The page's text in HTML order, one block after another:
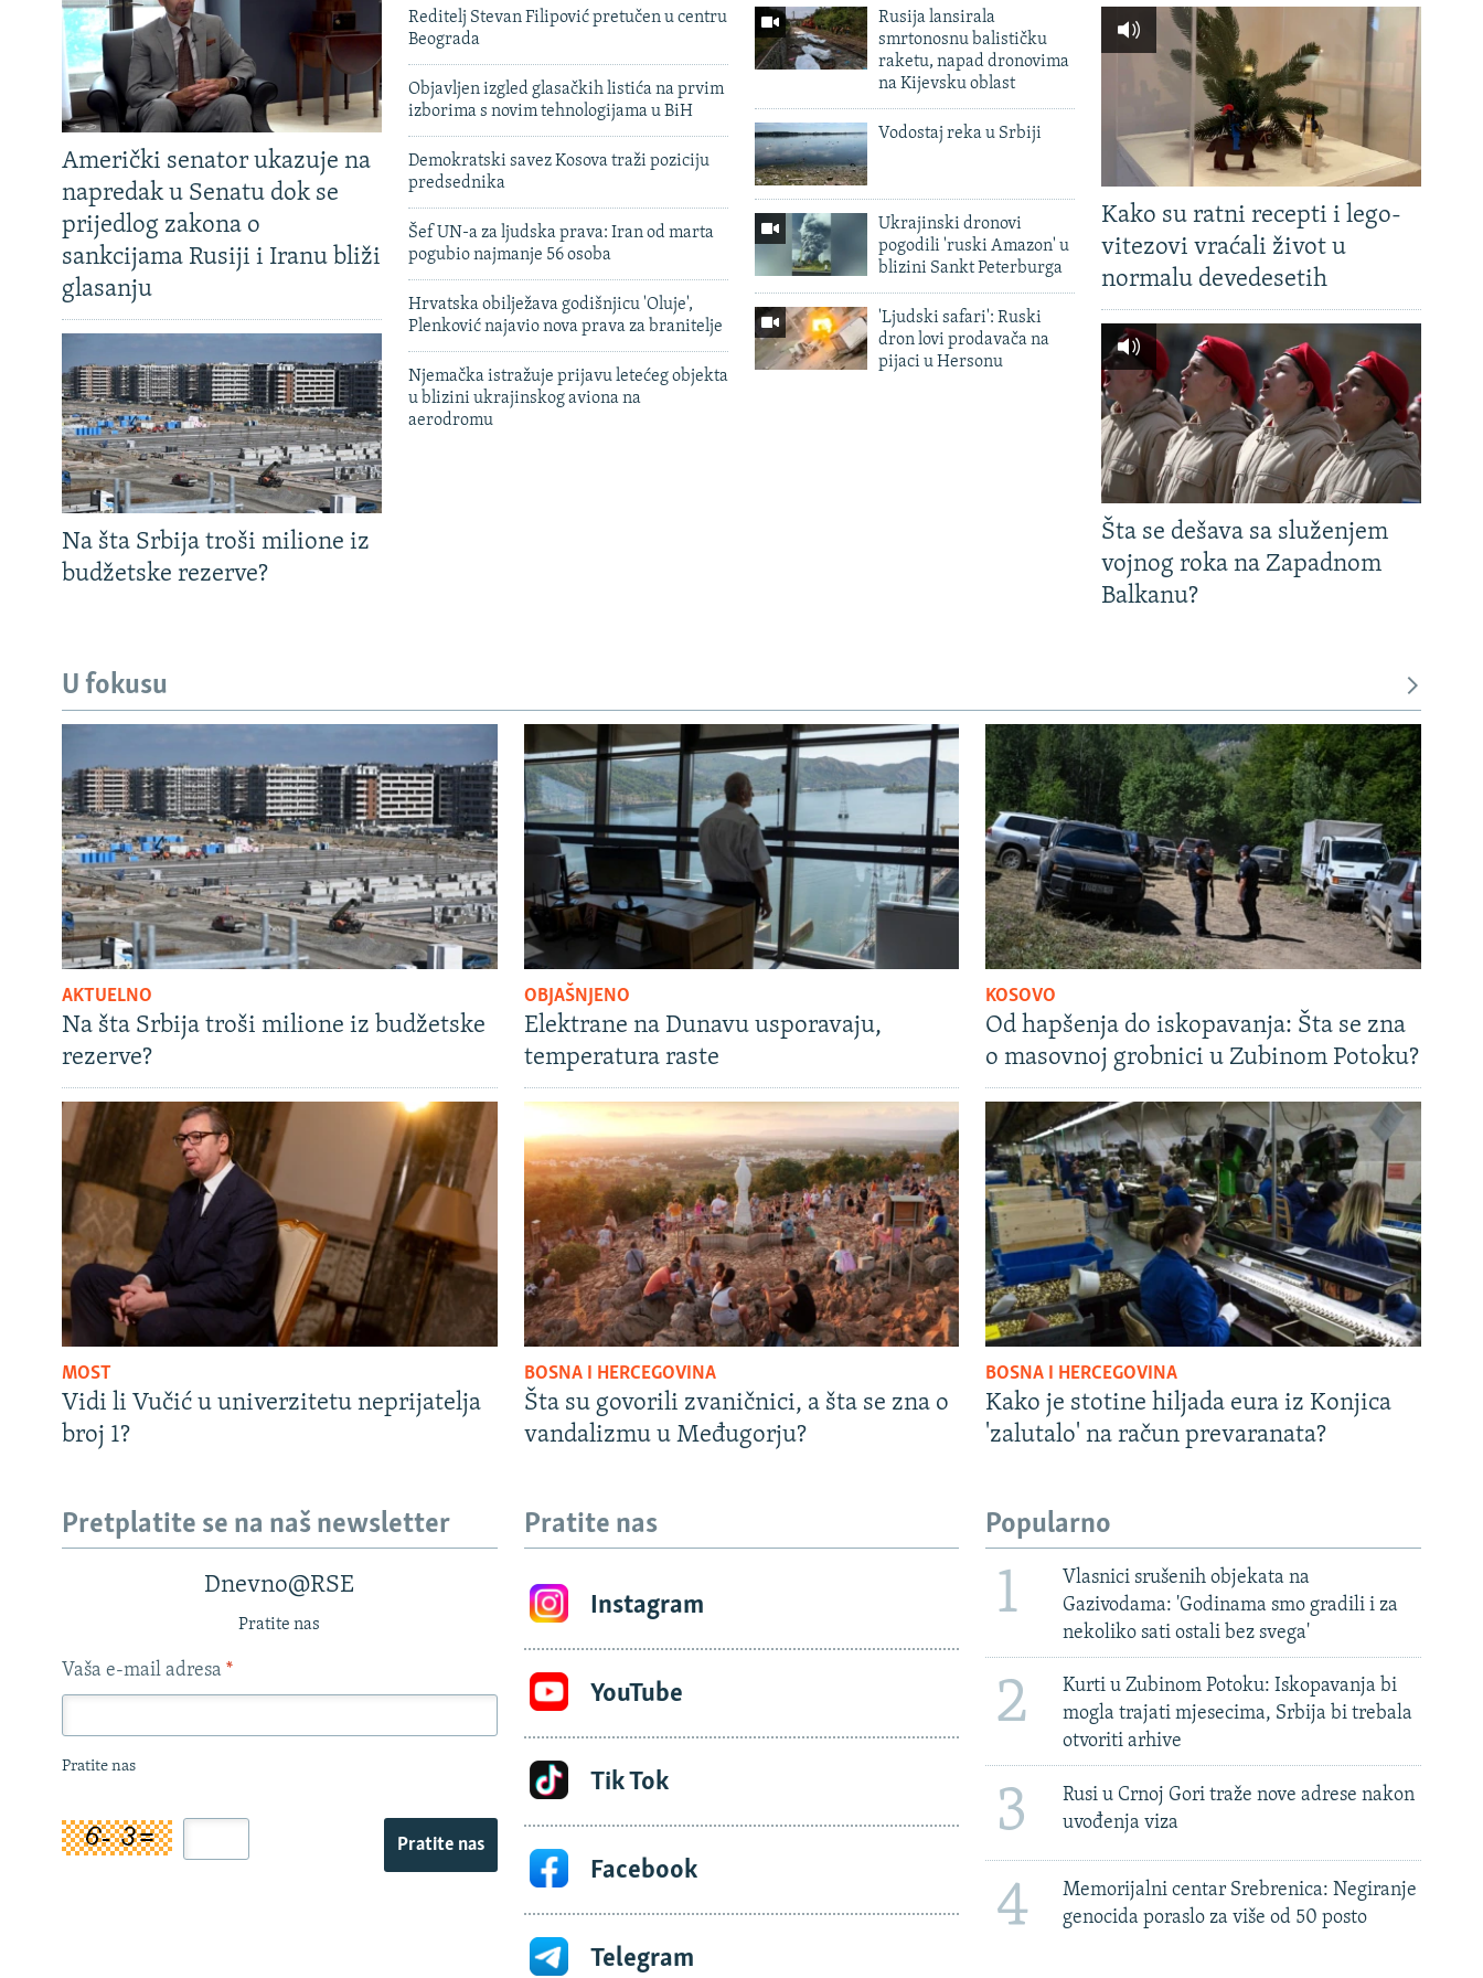
Američki senator ukazuje na
napredak u Senatu dok se
prijedlog zakona o
sankcijama Rusiji i Iranu bliži
glasanju
Na šta Srbija troši milione iz
budžetske rezerve?
Reditelj Stevan Filipović pretučen u centru
Beograda
Objavljen izgled glasačkih listića na prvim
izborima s novim tehnologijama u BiH
Demokratski savez Kosova traži poziciju
predsednika
Šef UN-a za ljudska prava: Iran od marta
pogubio najmanje 56 osoba
Hrvatska obilježava godišnjicu 'Oluje',
Plenković najavio nova prava za branitelje
Njemačka istražuje prijavu letećeg objekta
u blizini ukrajinskog aviona na
aerodromu
Rusija lansirala
smrtonosnu balističku
raketu, napad dronovima
na Kijevsku oblast
Vodostaj reka u Srbiji
Ukrajinski dronovi
pogodili 'ruski Amazon' u
blizini Sankt Peterburga
'Ljudski safari': Ruski
dron lovi prodavača na
pijaci u Hersonu
Kako su ratni recepti i lego-
vitezovi vraćali život u
normalu devedesetih
Šta se dešava sa služenjem
vojnog roka na Zapadnom
Balkanu?
U fokusu
AKTUELNO
Na šta Srbija troši milione iz budžetske
rezerve?
OBJAŠNJENO
Elektrane na Dunavu usporavaju,
temperatura raste
KOSOVO
Od hapšenja do iskopavanja: Šta se zna
o masovnoj grobnici u Zubinom Potoku?
MOST
Vidi li Vučić u univerzitetu neprijatelja
broj 1?
BOSNA I HERCEGOVINA
Šta su govorili zvaničnici, a šta se zna o
vandalizmu u Međugorju?
BOSNA I HERCEGOVINA
Kako je stotine hiljada eura iz Konjica
'zalutalo' na račun prevaranata?
Pretplatite se na naš newsletter
Dnevno@RSE
Pratite nas
Vaša e-mail adresa *
Pratite nas
Pratite nas
Pratite nas
Instagram
YouTube
Tik Tok
Facebook
Telegram
Popularno
1
Vlasnici srušenih objekata na
Gazivodama: 'Godinama smo gradili i za
nekoliko sati ostali bez svega'
2
Kurti u Zubinom Potoku: Iskopavanja bi
mogla trajati mjesecima, Srbija bi trebala
otvoriti arhive
3
Rusi u Crnoj Gori traže nove adrese nakon
uvođenja viza
4
Memorijalni centar Srebrenica: Negiranje
genocida poraslo za više od 50 posto